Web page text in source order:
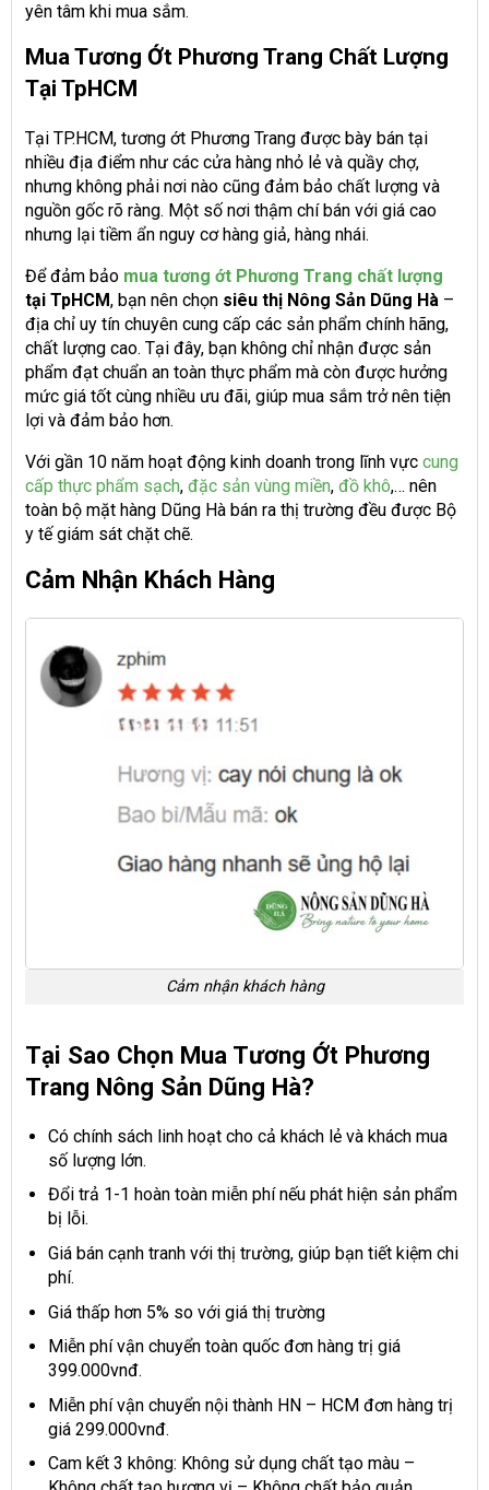
yên tâm khi mua sắm.
Mua Tương Ớt Phương Trang Chất Lượng
Tại TpHCM
Tại TP.HCM, tương ớt Phương Trang được bày bán tại
nhiều địa điểm như các cửa hàng nhỏ lẻ và quầy chợ,
nhưng không phải nơi nào cũng đảm bảo chất lượng và
nguồn gốc rõ ràng. Một số nơi thậm chí bán với giá cao
nhưng lại tiềm ẩn nguy cơ hàng giả, hàng nhái.
Để đảm bảo mua tương ớt Phương Trang chất lượng
tại TpHCM, bạn nên chọn siêu thị Nông Sản Dũng Hà –
địa chỉ uy tín chuyên cung cấp các sản phẩm chính hãng,
chất lượng cao. Tại đây, bạn không chỉ nhận được sản
phẩm đạt chuẩn an toàn thực phẩm mà còn được hưởng
mức giá tốt cùng nhiều ưu đãi, giúp mua sắm trở nên tiện
lợi và đảm bảo hơn.
Với gần 10 năm hoạt động kinh doanh trong lĩnh vực cung
cấp thực phẩm sạch, đặc sản vùng miền, đồ khô,… nên
toàn bộ mặt hàng Dũng Hà bán ra thị trường đều được Bộ
y tế giám sát chặt chẽ.
Cảm Nhận Khách Hàng
Cảm nhận khách hàng
Tại Sao Chọn Mua Tương Ớt Phương
Trang Nông Sản Dũng Hà?
Có chính sách linh hoạt cho cả khách lẻ và khách mua
số lượng lớn.
Đổi trả 1-1 hoàn toàn miễn phí nếu phát hiện sản phẩm
bị lỗi.
Giá bán cạnh tranh với thị trường, giúp bạn tiết kiệm chi
phí.
Giá thấp hơn 5% so với giá thị trường
Miễn phí vận chuyển toàn quốc đơn hàng trị giá
399.000vnđ.
Miễn phí vận chuyển nội thành HN – HCM đơn hàng trị
giá 299.000vnđ.
Cam kết 3 không: Không sử dụng chất tạo màu –